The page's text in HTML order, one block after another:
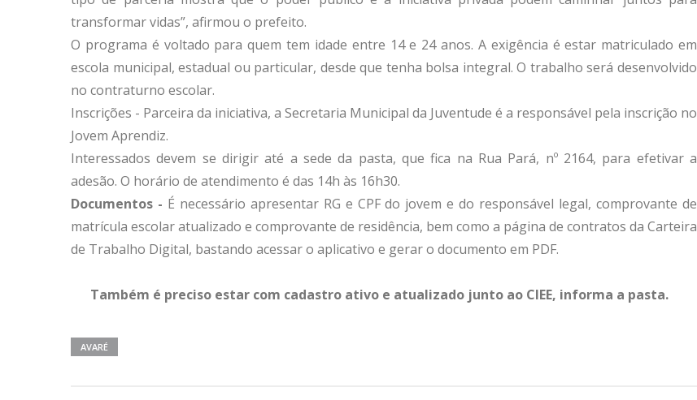
transformar vidas”, afirmou o prefeito.
O programa é voltado para quem tem idade entre 14 e 24 anos. A exigência é estar matriculado em
escola municipal, estadual ou particular, desde que tenha bolsa integral. O trabalho será desenvolvido
no contraturno escolar.
Inscrições - Parceira da iniciativa, a Secretaria Municipal da Juventude é a responsável pela inscrição no
Jovem Aprendiz.
Interessados devem se dirigir até a sede da pasta, que fica na Rua Pará, nº 2164, para efetivar a
adesão. O horário de atendimento é das 14h às 16h30.
Documentos - É necessário apresentar RG e CPF do jovem e do responsável legal, comprovante de
matrícula escolar atualizado e comprovante de residência, bem como a página de contratos da Carteira
de Trabalho Digital, bastando acessar o aplicativo e gerar o documento em PDF.
Também é preciso estar com cadastro ativo e atualizado junto ao CIEE, informa a pasta.
AVARÉ